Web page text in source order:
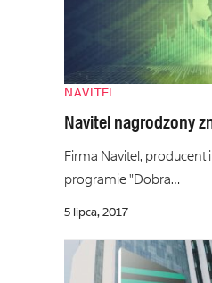
NAVITEL
Navitel nagrodzony
Firma Navitel, producent
programie "Dobra…
5 lipca, 2017